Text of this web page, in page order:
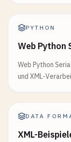
PYTHON
Web Python
Web Python
und XML-
DATA
XML-